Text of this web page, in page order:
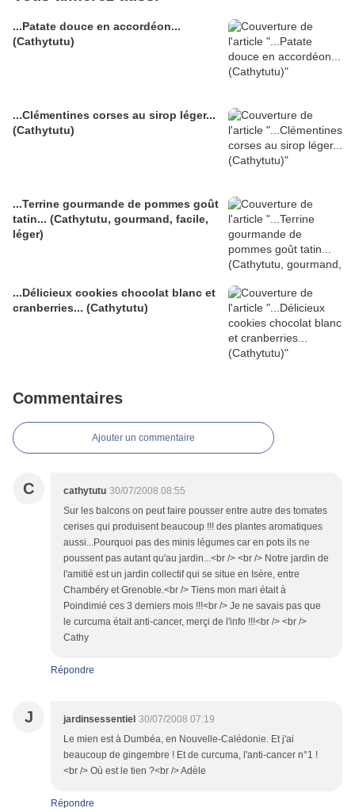
...Patate douce en accordéon...
(Cathytutu)
...Clémentines corses au sirop léger...
(Cathytutu)
...Terrine gourmande de pommes goût
tatin... (Cathytutu, gourmand, facile,
léger)
...Délicieux cookies chocolat blanc et
cranberries... (Cathytutu)
Commentaires
Ajouter un commentaire
C cathytutu 30/07/2008 08:55
Sur les balcons on peut faire pousser entre autre des tomates
cerises qui produisent beaucoup !!! des plantes aromatiques
aussi...Pourquoi pas des minis légumes car en pots ils ne
poussent pas autant qu'au jardin...<br /> <br /> Notre jardin de
l'amitié est un jardin collectif qui se situe en Isère, entre
Chambéry et Grenoble.<br /> Tiens mon mari était à
Poindimié ces 3 derniers mois !!!<br /> Je ne savais pas que
le curcuma était anti-cancer, merçi de l'info !!!<br /> <br />
Cathy
Répondre
J jardinsessentiel 30/07/2008 07:19
Le mien est à Dumbéa, en Nouvelle-Calédonie. Et j'ai
beaucoup de gingembre ! Et de curcuma, l'anti-cancer n°1 !
<br /> Où est le tien ?<br /> Adèle
Répondre